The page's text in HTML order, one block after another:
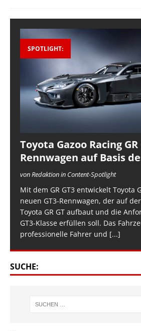
SPOTLIGHT:
Toyota Gazoo Racing GR
Rennwagen auf Basis
von Redaktion in Content-Spotlight
Mit dem GR GT3 entwickelt Toyota
neuen GT3-Rennwagen, der auf
Toyota GR GT aufbaut und die
GT3-Klasse erfüllen soll. Das
professionelle Fahrer und [...]
SUCHE: